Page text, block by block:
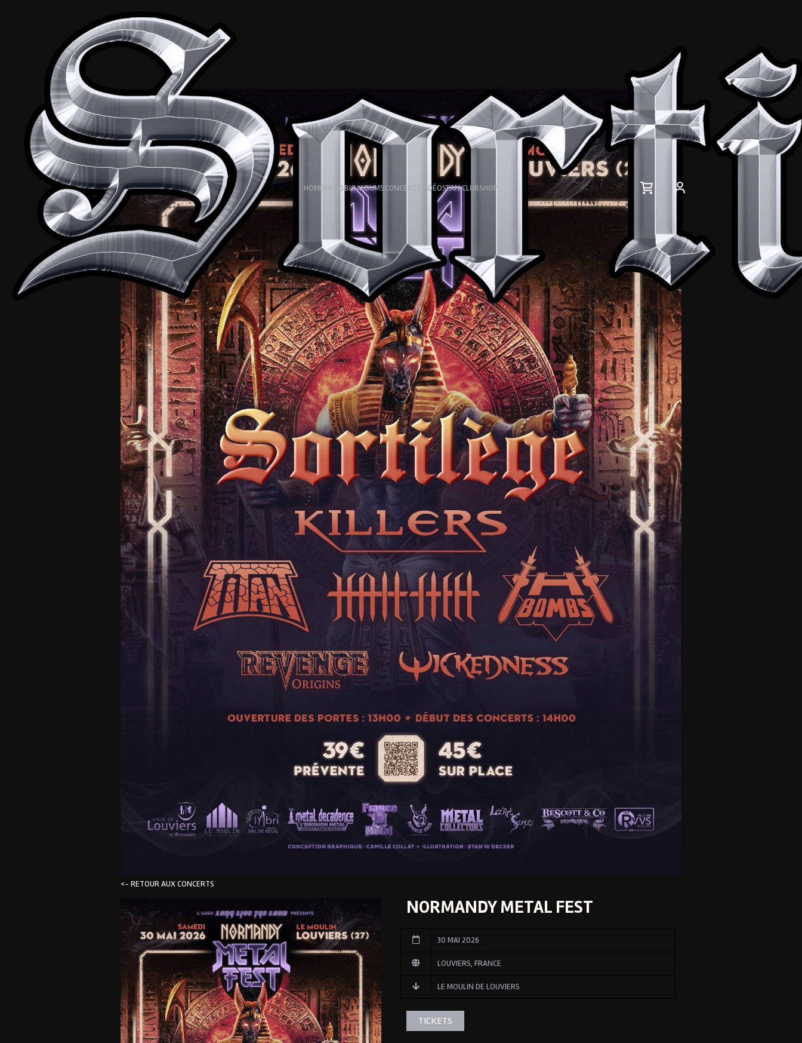
HOME NEWSBIOALBUMSCONCERTS VIDÉOSFAN CLUBSHOP
<- RETOUR AUX CONCERTS
NORMANDY METAL FEST
30 MAI 2026
LOUVIERS, FRANCE
LE MOULIN DE LOUVIERS
TICKETS